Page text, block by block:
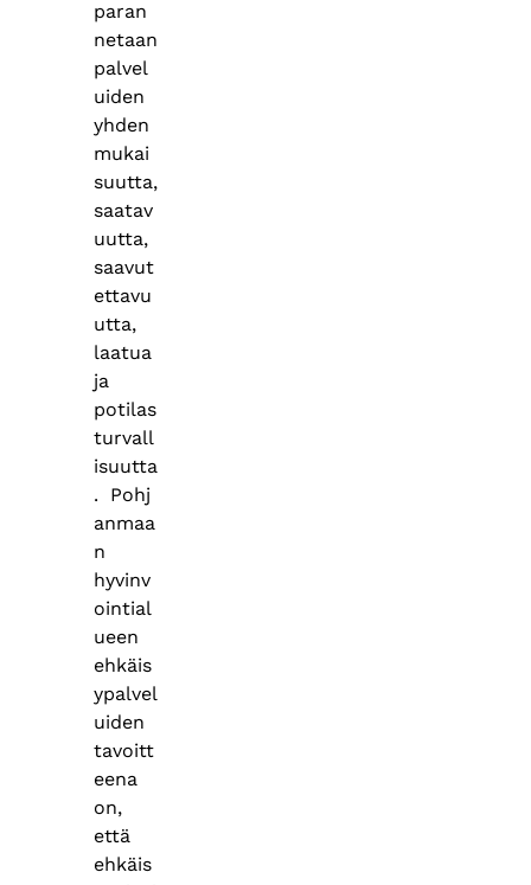
paran
netaan
palvel
uiden
yhden
mukai
suutta,
saatav
uutta,
saavut
ettavu
utta,
laatua
ja
potilas
turvall
isuutta
. Pohj
anmaa
n
hyvinv
ointial
ueen
ehkäis
ypalvel
uiden
tavoitt
eena
on,
että
ehkäis